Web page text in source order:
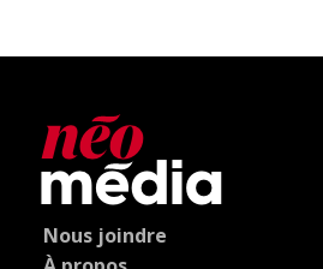
Nous joindre